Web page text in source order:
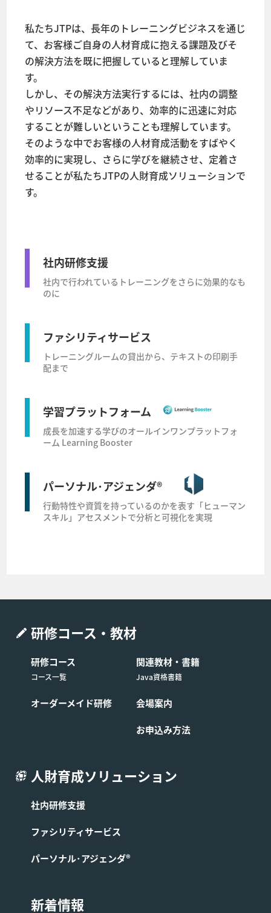
私たちJTPは、長年のトレーニングビジネスを通じ
て、お客様ご自身の人材育成に抱える課題及びそ
の解決方法を既に把握していると理解していま
す。
しかし、その解決方法実行するには、社内の調整
やリソース不足などがあり、効率的に迅速に対応
することが難しいということも理解しています。
そのような中でお客様の人材育成活動をすばやく
効率的に実現し、さらに学びを継続させ、定着さ
せることが私たちJTPの人財育成ソリューションで
す。
社内研修支援
社内で行われているトレーニングをさらに効果的なも
のに
ファシリティサービス
トレーニングルームの貸出から、テキストの印刷手
配まで
学習プラットフォーム
成長を加速する学びのオールインワンプラットフォ
ーム Learning Booster
パーソナル･アジェンダ®
行動特性や資質を持っているのかを表す「ヒューマン
スキル」アセスメントで分析と可視化を実現
研修コース・教材
研修コース
コース一覧
オーダーメイド研修
関連教材・書籍
Java資格書籍
会場案内
お申込み方法
人財育成ソリューション
社内研修支援
ファシリティサービス
パーソナル･アジェンダ®
新着情報